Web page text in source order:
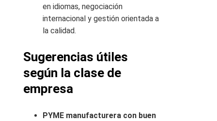
en idiomas, negociación
internacional y gestión orientada a
la calidad.
Sugerencias útiles
según la clase de
empresa
PYME manufacturera con buen